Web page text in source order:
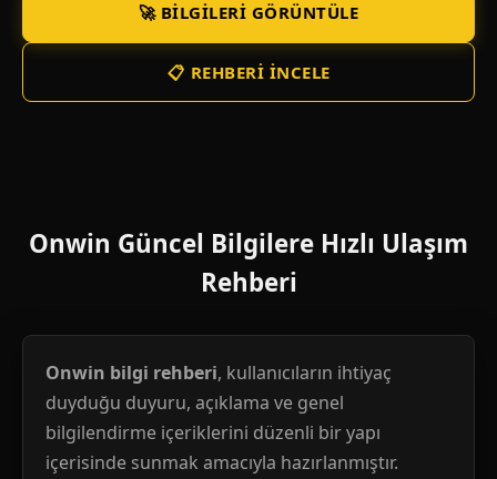
🚀 BILGILERI GÖRÜNTÜLE
📋 REHBERI İNCELE
Onwin Güncel Bilgilere Hızlı Ulaşım
Rehberi
Onwin bilgi rehberi, kullanıcıların ihtiyaç
duyduğu duyuru, açıklama ve genel
bilgilendirme içeriklerini düzenli bir yapı
içerisinde sunmak amacıyla hazırlanmıştır.